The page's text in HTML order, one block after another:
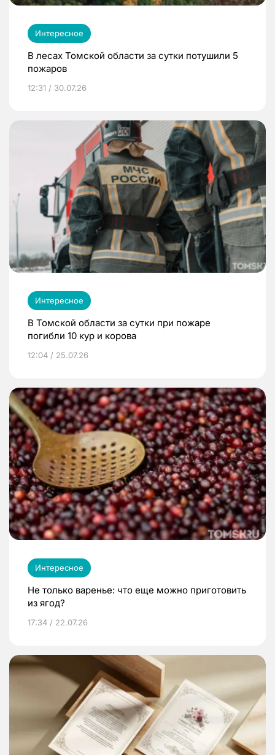
Интересное
В лесах Томской области за сутки потушили 5
пожаров
12:31 / 30.07.26
Интересное
В Томской области за сутки при пожаре
погибли 10 кур и корова
12:04 / 25.07.26
Интересное
Не только варенье: что еще можно приготовить
из ягод?
17:34 / 22.07.26